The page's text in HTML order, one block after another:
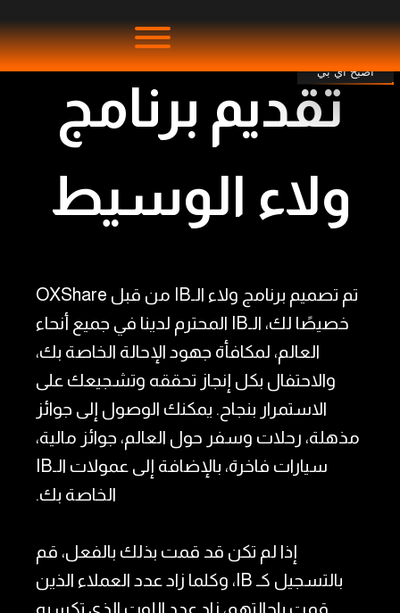
أصبح آي بي
تقديم برنامج
ولاء الوسيط
تم تصميم برنامج ولاء الـIB من قبل OXShare
خصيصًا لك، الـIB المحترم لدينا في جميع أنحاء
العالم، لمكافأة جهود الإحالة الخاصة بك،
والاحتفال بكل إنجاز تحققه وتشجيعك على
الاستمرار بنجاح. يمكنك الوصول إلى جوائز
مذهلة، رحلات وسفر حول العالم، جوائز مالية،
سيارات فاخرة، بالإضافة إلى عمولات الـIB
الخاصة بك.
إذا لم تكن قد قمت بذلك بالفعل، قم
بالتسجيل كـ IB، وكلما زاد عدد العملاء الذين
قمت بإحالتهم، زاد عدد اللوت الذي تكسبه